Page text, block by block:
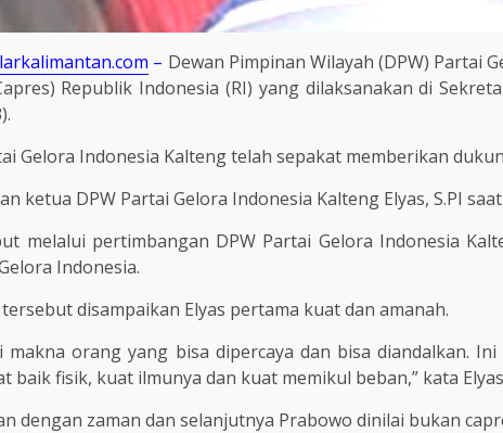
– Dewan Pimpinan Wilayah (DPW) Partai
Republik Indonesia (RI) yang dilaksanakan di
Gelora Indonesia Kalteng telah sepakat memberikan
ketua DPW Partai Gelora Indonesia Kalteng Elyas, S.PI
melalui pertimbangan DPW Partai Gelora Indonesia
Indonesia.
disampaikan Elyas pertama kuat dan amanah.
makna orang yang bisa dipercaya dan bisa diandalkan.
baik fisik, kuat ilmunya dan kuat memikul beban,” kata
dengan zaman dan selanjutnya Prabowo dinilai bukan